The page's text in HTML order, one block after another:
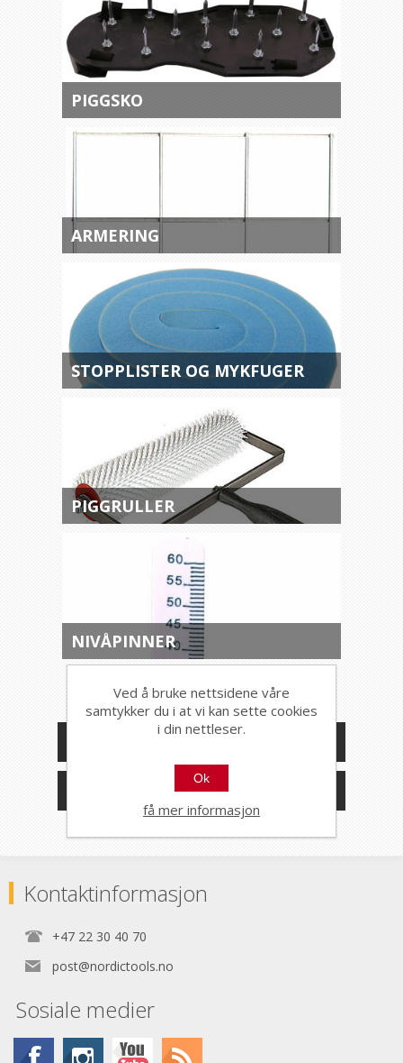
PIGGSKO
ARMERING
STOPPLISTER OG MYKFUGER
PIGGRULLER
NIVÅPINNER
PRODUSENTER
Kontaktinformasjon
+47 22 30 40 70
post@nordictools.no
Sosiale medier
Ved å bruke nettsidene våre
samtykker du i at vi kan sette cookies
i din nettleser.
Ok
få mer informasjon